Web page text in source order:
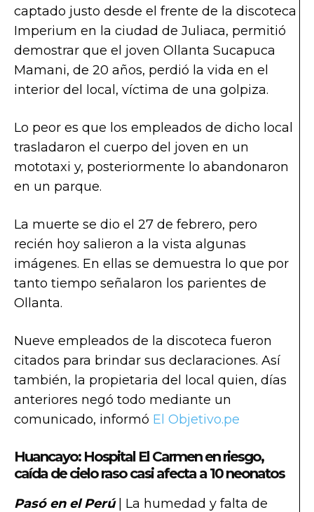
captado justo desde el frente de la discoteca
Imperium en la ciudad de Juliaca, permitió
demostrar que el joven Ollanta Sucapuca
Mamani, de 20 años, perdió la vida en el
interior del local, víctima de una golpiza.
Lo peor es que los empleados de dicho local
trasladaron el cuerpo del joven en un
mototaxi y, posteriormente lo abandonaron
en un parque.
La muerte se dio el 27 de febrero, pero
recién hoy salieron a la vista algunas
imágenes. En ellas se demuestra lo que por
tanto tiempo señalaron los parientes de
Ollanta.
Nueve empleados de la discoteca fueron
citados para brindar sus declaraciones. Así
también, la propietaria del local quien, días
anteriores negó todo mediante un
comunicado, informó El Objetivo.pe
Huancayo: Hospital El Carmen en riesgo,
caída de cielo raso casi afecta a 10 neonatos
Pasó en el Perú| La humedad y falta de